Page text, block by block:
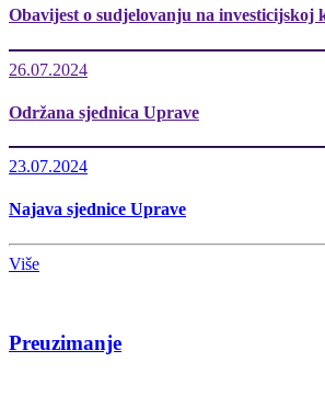
Obavijest o sudjelovanju na investicijskoj
26.07.2024
Održana sjednica Uprave
23.07.2024
Najava sjednice Uprave
Više
Preuzimanje